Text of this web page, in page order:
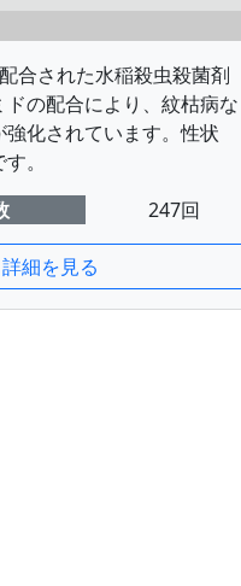
合された水稲殺虫殺菌剤
の配合により、紋枯病な
強化されています。性状
。
247回
詳細を見る